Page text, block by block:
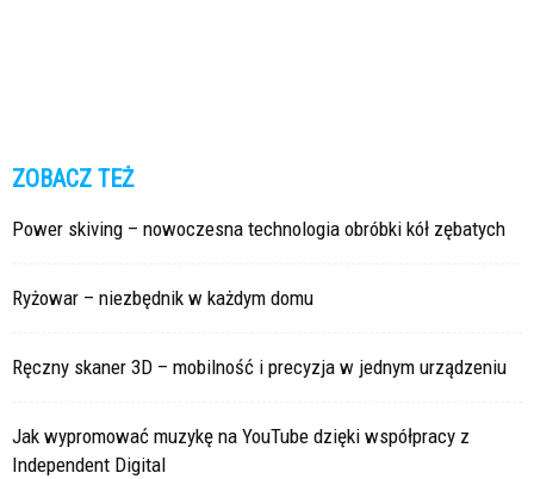
ZOBACZ TEŻ
Power skiving – nowoczesna technologia obróbki kół zębatych
Ryżowar – niezbędnik w każdym domu
Ręczny skaner 3D – mobilność i precyzja w jednym urządzeniu
Jak wypromować muzykę na YouTube dzięki współpracy z
Independent Digital